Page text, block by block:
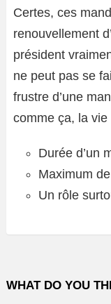
Certes, ces
renouvellement
président
ne peut pas se
frustre d’une
comme ça, la vie
Durée d’un
Maximum
Un rôle
WHAT DO YOU